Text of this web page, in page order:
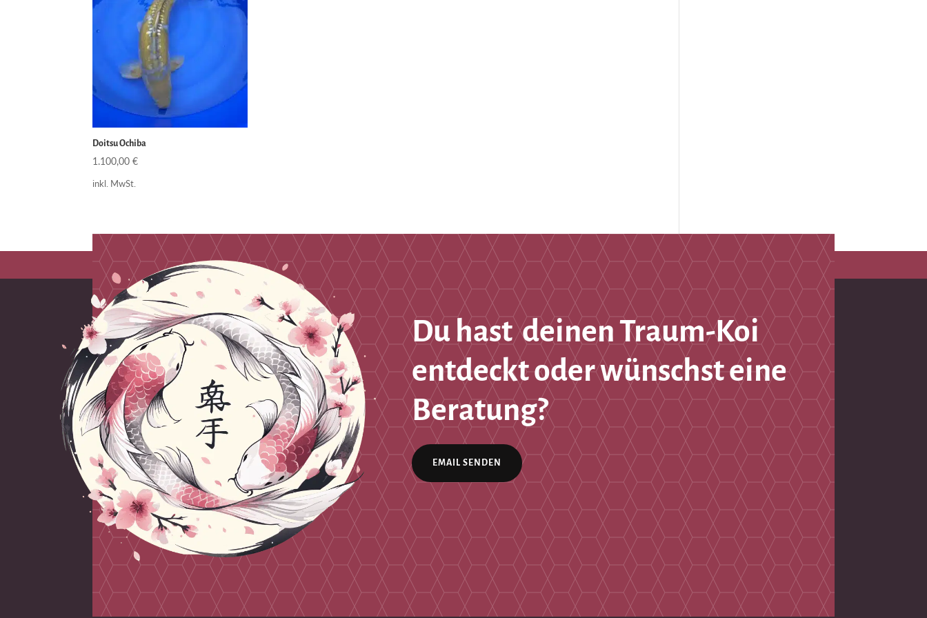
Doitsu Ochiba
1.100,00€
inkl. MwSt.
Du hast deinen Traum-Koi
entdeckt oder wünschst eine
Beratung?
EMAIL SENDEN